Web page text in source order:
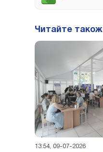
Читайте також
13:54, 09-07-2026